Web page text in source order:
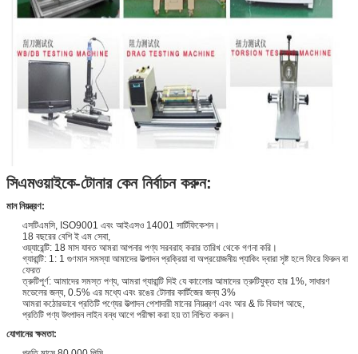
সিএমওয়াইকে-টোনার কেন নির্বাচন করুন:
মান নিয়ন্ত্রণ:
এসটিএমসি, ISO9001 এবং আইএসও 14001 সার্টিফিকেশন।
18 বছরের বেশি ই এম সেবা,
ওয়্যারেন্টি: 18 মাস যাবত আমরা আপনার পণ্য সরবরাহ করার তারিখ থেকে গণনা করি।
গ্যারান্টি: 1: 1 গুণমান সমস্যা আমাদের উত্পাদন প্রক্রিয়া বা অপ্রয়োজনীয় প্যাকিং দ্বারা সৃষ্ট হলে ফিরে ফিরুন বা
ফেরত
ত্রুটিপূর্ণ: আমাদের সমস্ত পণ্য, আমরা গ্যারান্টি দিই যে কালোের আমাদের ত্রুটিযুক্ত হার 1%, সাধারণ
মডেলের জন্য, 0.5% এর মধ্যে এবং রঙের টোনার কার্টিজের জন্য 3%
আমরা কঠোরভাবে প্রতিটি পণ্যের উত্পাদন পেশাদারী মানের নিয়ন্ত্রণ এবং আর & ডি বিভাগ আছে,
প্রতিটি পণ্য উৎপাদন লাইন বন্ধ আগে পরীক্ষা করা হয় তা নিশ্চিত করুন।
যোগানের ক্ষমতা: